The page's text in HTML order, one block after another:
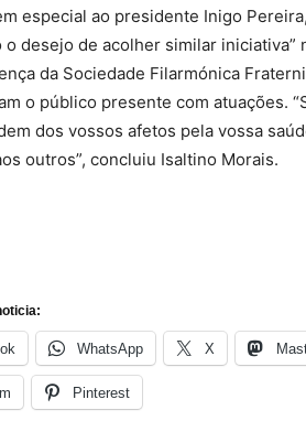
especial ao presidente Inigo
o desejo de acolher similar
da Sociedade Filarmónica
o público presente com atuações.
dos vossos afetos pela vossa
outros”, concluiu Isaltino Morais.
WhatsApp X
Pinterest